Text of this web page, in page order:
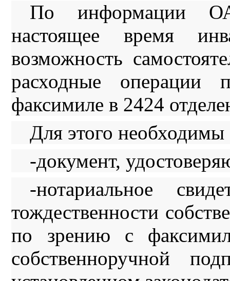
По информации
настоящее время
возможность
расходные операции
факсимиле в 2424
Для этого
-документ,
-нотариальное
тождественности
по зрению с
собственноручной